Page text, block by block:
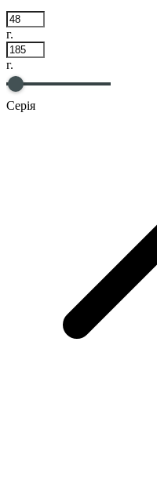
г.
г.
Серія